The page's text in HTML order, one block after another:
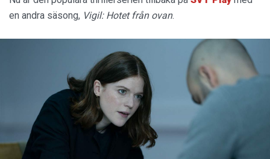
en andra säsong, Vigil: Hotet från ovan.